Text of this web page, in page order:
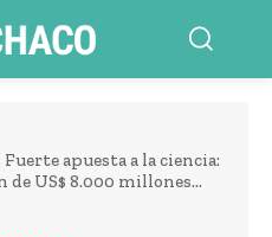
Fuerte apuesta a la ciencia:
US$ 8.000 millones...